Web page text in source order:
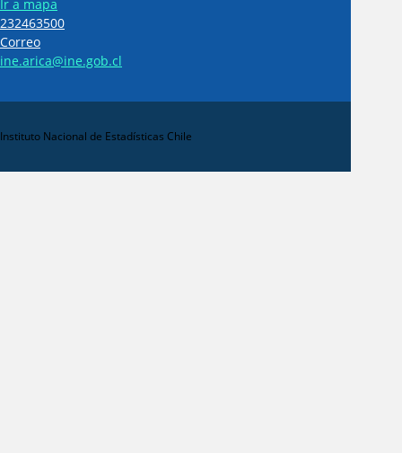
Ir a mapa
232463500
Correo
ine.arica@ine.gob.cl
Instituto Nacional de Estadísticas Chile